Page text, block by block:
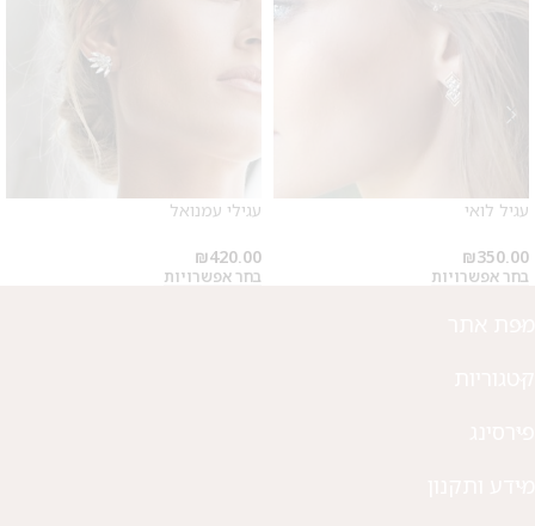
עגיל לואי
₪350.00
בחר אפשרויות
עגילי עמנואל
₪420.00
בחר אפשרויות
מבצע 1+1
לקביעת תור לפירסינג ועיצוב
אזניים